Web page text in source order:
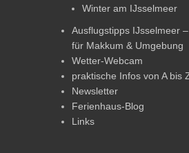
Winter am IJsselmeer
Ausflugstipps IJsselmeer
für Makkum & Umgebung
Wetter-Webcam
praktische Infos von A bis
Newsletter
Ferienhaus-Blog
Links